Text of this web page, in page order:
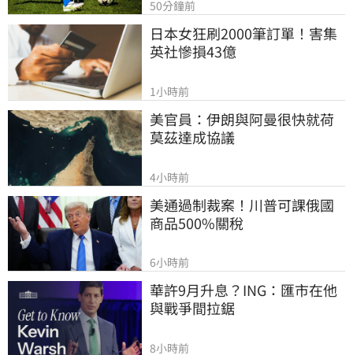
50分鐘前
日本女狂刷2000筆訂單！害集
英社慘損43億
1小時前
美官員：伊朗與阿曼很快就荷
莫茲達成協議
4小時前
美通過制裁案！川普可課俄國
商品500%關稅
6小時前
華許9月升息？ING：匯市在他
與戰爭間拉鋸
8小時前